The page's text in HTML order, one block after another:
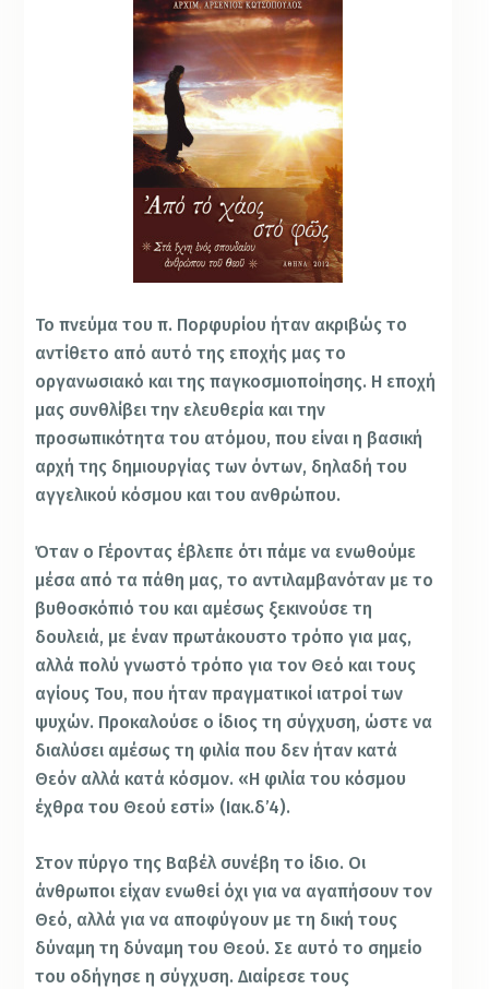
Το πνεύμα του π. Πορφυρίου ήταν ακριβώς το
αντίθετο από αυτό της εποχής μας το
οργανωσιακό και της παγκοσμιοποίησης. Η εποχή
μας συνθλίβει την ελευθερία και την
προσωπικότητα του ατόμου, που είναι η βασική
αρχή της δημιουργίας των όντων, δηλαδή του
αγγελικού κόσμου και του ανθρώπου.
Όταν ο Γέροντας έβλεπε ότι πάμε να ενωθούμε
μέσα από τα πάθη μας, το αντιλαμβανόταν με το
βυθοσκόπιό του και αμέσως ξεκινούσε τη
δουλειά, με έναν πρωτάκουστο τρόπο για μας,
αλλά πολύ γνωστό τρόπο για τον Θεό και τους
αγίους Του, που ήταν πραγματικοί ιατροί των
ψυχών. Προκαλούσε ο ίδιος τη σύγχυση, ώστε να
διαλύσει αμέσως τη φιλία που δεν ήταν κατά
Θεόν αλλά κατά κόσμον. «Η φιλία του κόσμου
έχθρα του Θεού εστί» (Ιακ.δ’4).
Στον πύργο της Βαβέλ συνέβη το ίδιο. Οι
άνθρωποι είχαν ενωθεί όχι για να αγαπήσουν τον
Θεό, αλλά για να αποφύγουν με τη δική τους
δύναμη τη δύναμη του Θεού. Σε αυτό το σημείο
του οδήγησε η σύγχυση. Διαίρεσε τους